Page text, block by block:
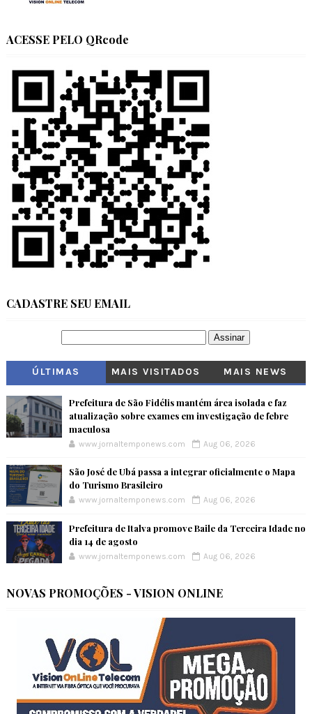
ACESSE PELO QRcode
CADASTRE SEU EMAIL
ÚLTIMAS MAIS VISITADOS MAIS NEWS
Prefeitura de São Fidélis mantém área isolada e faz
atualização sobre exames em investigação de febre
maculosa
www.jornaltemponews.com Aug 06, 2026
São José de Ubá passa a integrar oficialmente o Mapa
do Turismo Brasileiro
www.jornaltemponews.com Aug 06, 2026
Prefeitura de Italva promove Baile da Terceira Idade no
dia 14 de agosto
www.jornaltemponews.com Aug 06, 2026
NOVAS PROMOÇÕES - VISION ONLINE